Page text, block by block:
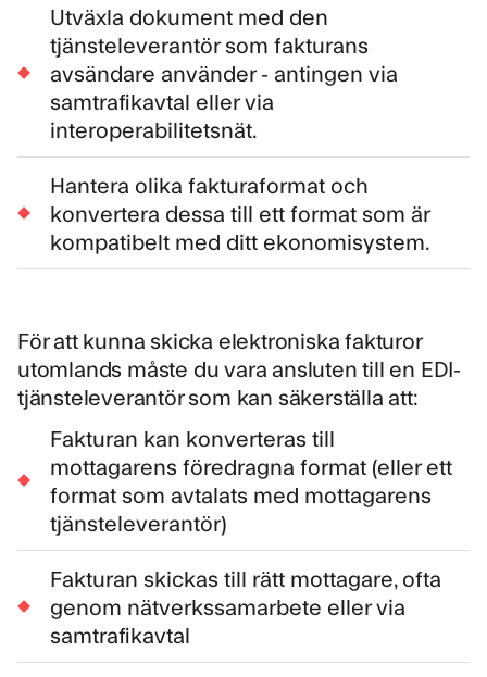
Utväxla dokument med den
tjänsteleverantör som fakturans
avsändare använder - antingen via
samtrafikavtal eller via
interoperabilitetsnät.
Hantera olika fakturaformat och
konvertera dessa till ett format som är
kompatibelt med ditt ekonomisystem.
För att kunna skicka elektroniska fakturor
utomlands måste du vara ansluten till en EDI-
tjänsteleverantör som kan säkerställa att:
Fakturan kan konverteras till
mottagarens föredragna format (eller ett
format som avtalats med mottagarens
tjänsteleverantör)
Fakturan skickas till rätt mottagare, ofta
genom nätverkssamarbete eller via
samtrafikavtal